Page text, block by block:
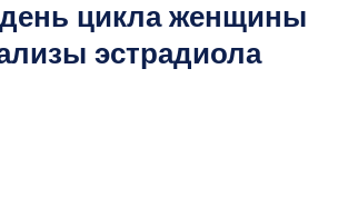
цикла женщины
эстрадиола